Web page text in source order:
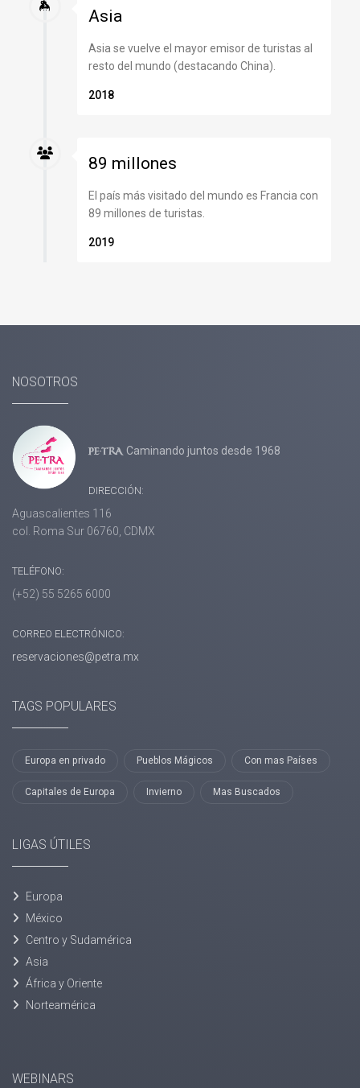
Asia
Asia se vuelve el mayor emisor de turistas al
resto del mundo (destacando China).
2018
89 millones
El país más visitado del mundo es Francia con
89 millones de turistas.
2019
NOSOTROS
Caminando juntos desde 1968
DIRECCIÓN:
Aguascalientes 116
col. Roma Sur 06760, CDMX
TELÉFONO:
(+52) 55 5265 6000
CORREO ELECTRÓNICO:
reservaciones@petra.mx
TAGS POPULARES
Europa en privado Pueblos Mágicos Con mas Países
Capitales de Europa Invierno Mas Buscados
LIGAS ÚTILES
Europa
México
Centro y Sudamérica
Asia
África y Oriente
Norteamérica
WEBINARS